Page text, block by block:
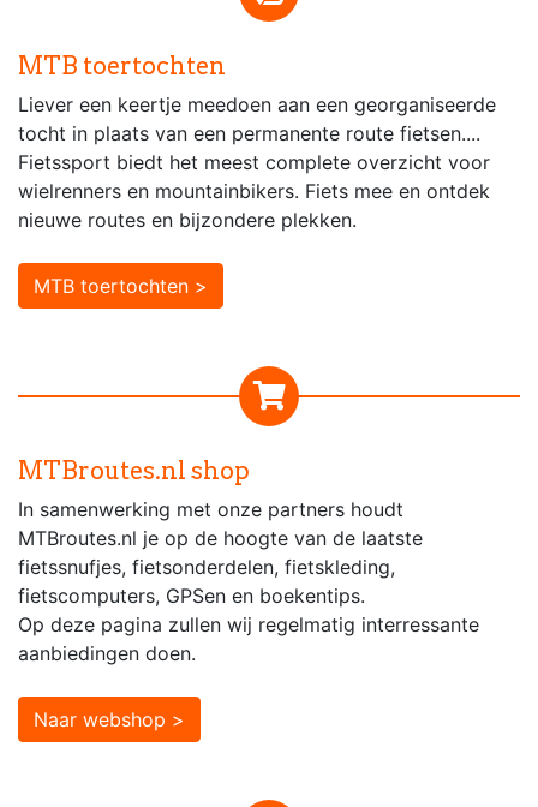
MTB toertochten
Liever een keertje meedoen aan een georganiseerde
tocht in plaats van een permanente route fietsen....
Fietssport biedt het meest complete overzicht voor
wielrenners en mountainbikers. Fiets mee en ontdek
nieuwe routes en bijzondere plekken.
MTB toertochten >
MTBroutes.nl shop
In samenwerking met onze partners houdt
MTBroutes.nl je op de hoogte van de laatste
fietssnufjes, fietsonderdelen, fietskleding,
fietscomputers, GPSen en boekentips.
Op deze pagina zullen wij regelmatig interressante
aanbiedingen doen.
Naar webshop >